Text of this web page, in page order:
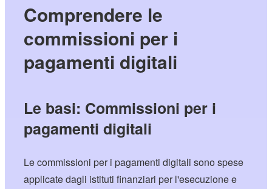
Comprendere le
commissioni per i
pagamenti digitali
Le basi: Commissioni per i
pagamenti digitali
Le commissioni per i pagamenti digitali sono spese
applicate dagli istituti finanziari per l'esecuzione e